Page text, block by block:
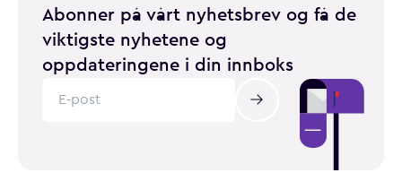
Abonner på vårt nyhetsbrev og få de
viktigste nyhetene og
oppdateringene i din innboks